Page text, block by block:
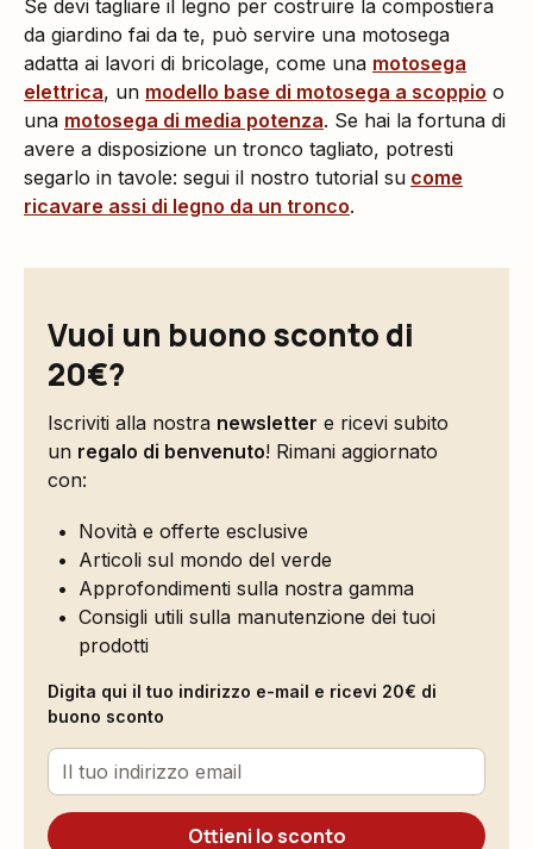
Se devi tagliare il legno per costruire la compostiera
da giardino fai da te, può servire una motosega
adatta ai lavori di bricolage, come una motosega
elettrica, un modello base di motosega a scoppio o
una motosega di media potenza. Se hai la fortuna di
avere a disposizione un tronco tagliato, potresti
segarlo in tavole: segui il nostro tutorial su come
ricavare assi di legno da un tronco.
Vuoi un buono sconto di
20€?
Iscriviti alla nostra newsletter e ricevi subito
un regalo di benvenuto! Rimani aggiornato
con:
Novità e offerte esclusive
Articoli sul mondo del verde
Approfondimenti sulla nostra gamma
Consigli utili sulla manutenzione dei tuoi
prodotti
Digita qui il tuo indirizzo e-mail e ricevi 20€ di
buono sconto
Ottieni lo sconto